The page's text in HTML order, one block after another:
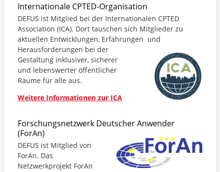
Internationale CPTED-Organisation
DEFUS ist Mitglied bei der Internationalen CPTED
Association (ICA). Dort tauschen sich Mitglieder zu
aktuellen Entwicklungen, Erfahrungen und
Herausforderungen bei der
Gestaltung inklusiver, sicherer
und lebenswerter öffentlicher
Räume für alle aus.
Weitere Informationen zur ICA
Forschungsnetzwerk Deutscher Anwender
(ForAn)
DEFUS ist Mitglied von
ForAn. Das
Netzwerkprojekt ForAn